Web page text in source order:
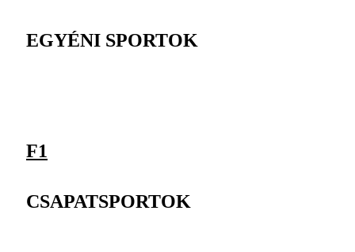
EGYÉNI SPORTOK
F1
CSAPATSPORTOK